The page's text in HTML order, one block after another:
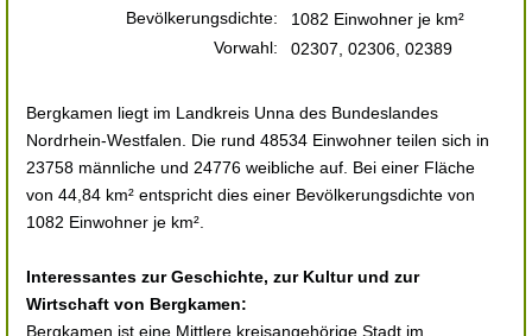
Bevölkerungsdichte:
1082 Einwohner je km²
Vorwahl:
02307, 02306, 02389
Bergkamen liegt im Landkreis Unna des Bundeslandes
Nordrhein-Westfalen. Die rund 48534 Einwohner teilen sich in
23758 männliche und 24776 weibliche auf. Bei einer Fläche
von 44,84 km² entspricht dies einer Bevölkerungsdichte von
1082 Einwohner je km².
Interessantes zur Geschichte, zur Kultur und zur
Wirtschaft von Bergkamen:
Bergkamen ist eine Mittlere kreisangehörige Stadt im